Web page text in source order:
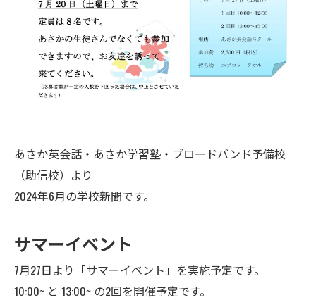
あさか英会話・あさか学習塾・ブロードバンド予備校
（助信校）より
2024年6月の学校新聞です。
サマーイベント
7月27日より「サマーイベント」を実施予定です。
10:00~ と 13:00~ の2回を開催予定です。